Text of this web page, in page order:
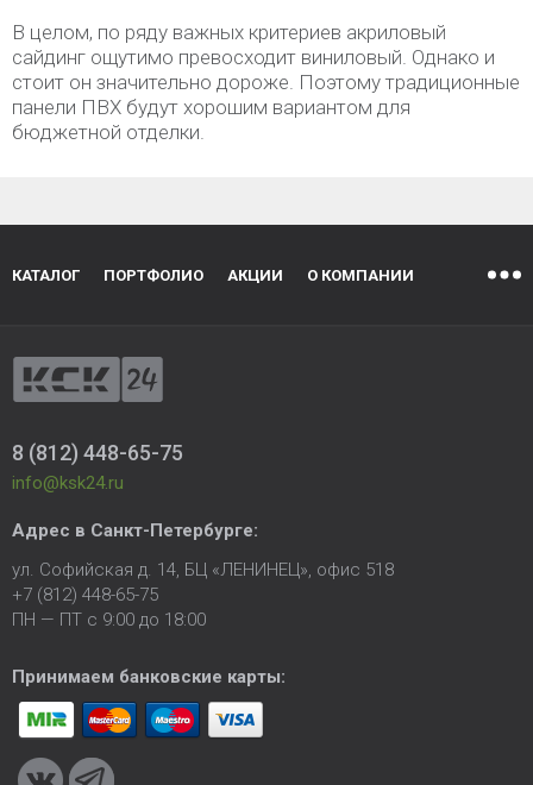
В целом, по ряду важных критериев акриловый
сайдинг ощутимо превосходит виниловый. Однако и
стоит он значительно дороже. Поэтому традиционные
панели ПВХ будут хорошим вариантом для
бюджетной отделки.
КАТАЛОГ ПОРТФОЛИО АКЦИИ О КОМПАНИИ
8 (812) 448-65-75
info@ksk24.ru
Адрес в Санкт-Петербурге:
ул. Софийская д. 14, БЦ «ЛЕНИНЕЦ», офис 518
+7 (812) 448-65-75
ПН — ПТ с 9:00 до 18:00
Принимаем банковские карты: